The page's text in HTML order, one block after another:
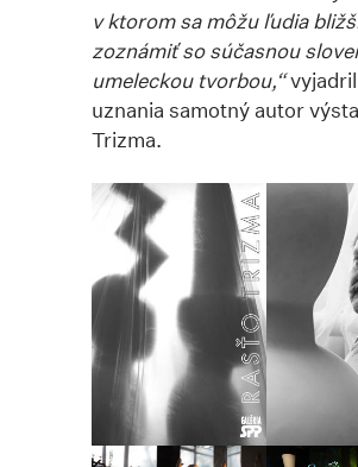
v ktorom sa môžu ľudia
zoznámiť so súčasnou
umeleckou tvorbou,“
uznania samotný autor
Trizma.